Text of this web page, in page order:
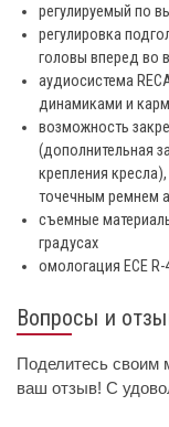
регулируемый по
регулировка
головы вперед во
аудиосистема
динамиками и
возможность
(дополнительная
крепления
точечным ремнем
съемные
градусах
омологация ECE
Вопросы и
Поделитесь своим
ваш отзыв! С